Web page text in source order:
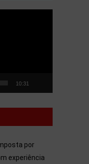
10:31
por
experiência